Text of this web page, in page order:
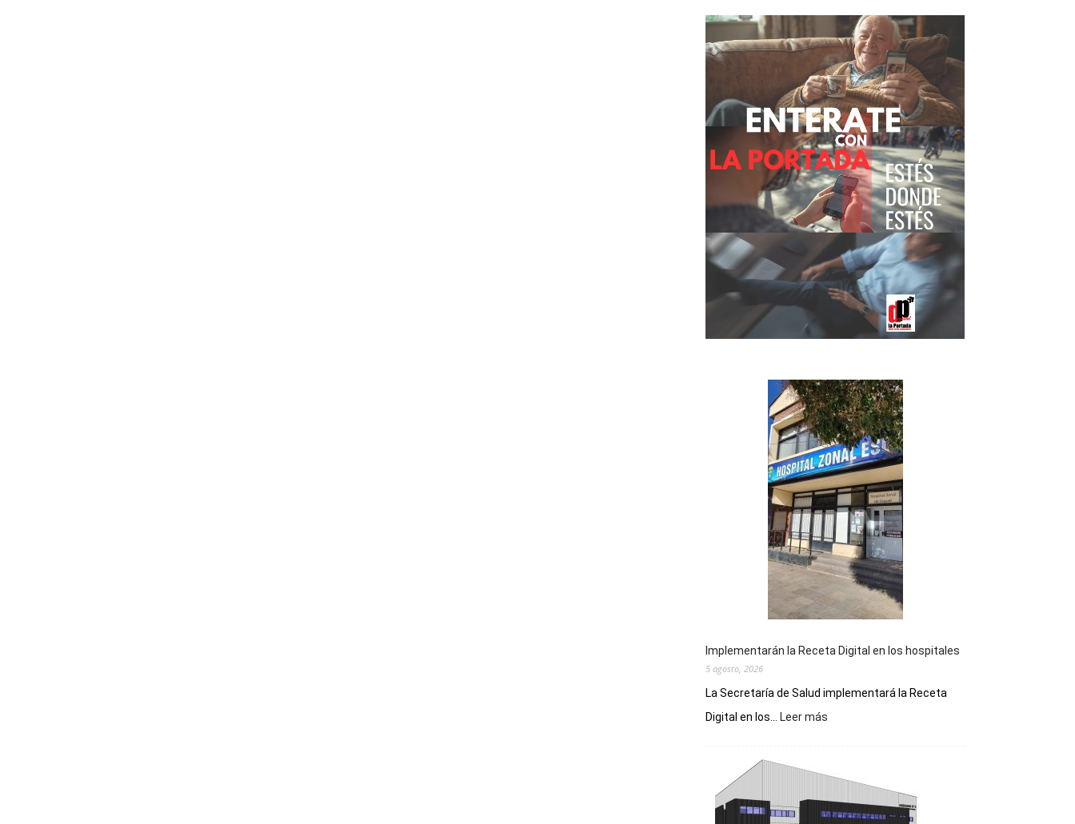
Implementarán la Receta Digital en los hospitales
5 agosto, 2026
La Secretaría de Salud implementará la Receta
Digital en los...
Leer más
Digital
en
los